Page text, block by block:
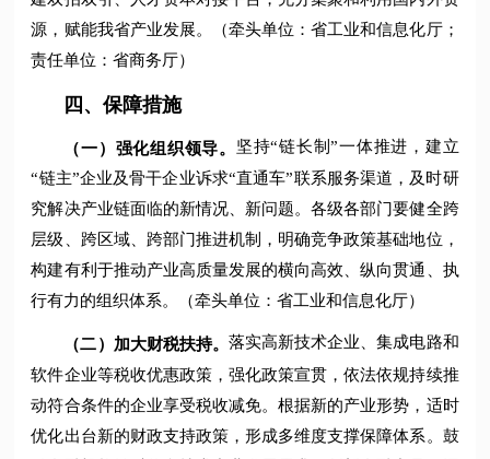
源，赋能我省产业发展。（牵头单位：省工业和信息化厅；
责任单位：省商务厅）
四、保障措施
（一）强化组织领导。 坚持“链长制”一体推进，建立
“链主”企业及骨干企业诉求“直通车”联系服务渠道，及时研
究解决产业链面临的新情况、新问题。各级各部门要健全跨
层级、跨区域、跨部门推进机制，明确竞争政策基础地位，
构建有利于推动产业高质量发展的横向高效、纵向贯通、执
行有力的组织体系。（牵头单位：省工业和信息化厅）
（二）加大财税扶持。 落实高新技术企业、集成电路和
软件企业等税收优惠政策，强化政策宣贯，依法依规持续推
动符合条件的企业享受税收减免。根据新的产业形势，适时
优化出台新的财政支持政策，形成多维度支撑保障体系。鼓